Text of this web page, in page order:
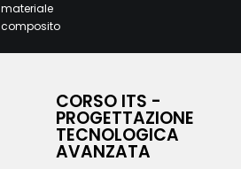
materiale
composito
CORSO ITS -
PROGETTAZIONE
TECNOLOGICA
AVANZATA